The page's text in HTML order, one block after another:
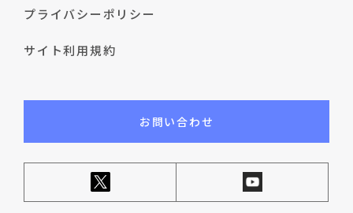
プライバシーポリシー
サイト利用規約
お問い合わせ